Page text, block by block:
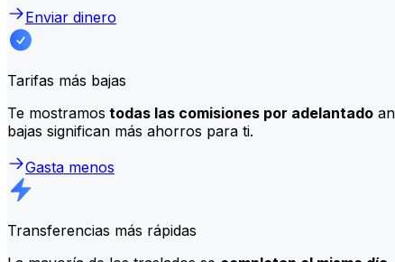
Enviar dinero
Tarifas más bajas
Te mostramos todas las comisiones por adelantado
bajas significan más ahorros para ti.
Gasta menos
Transferencias más rápidas